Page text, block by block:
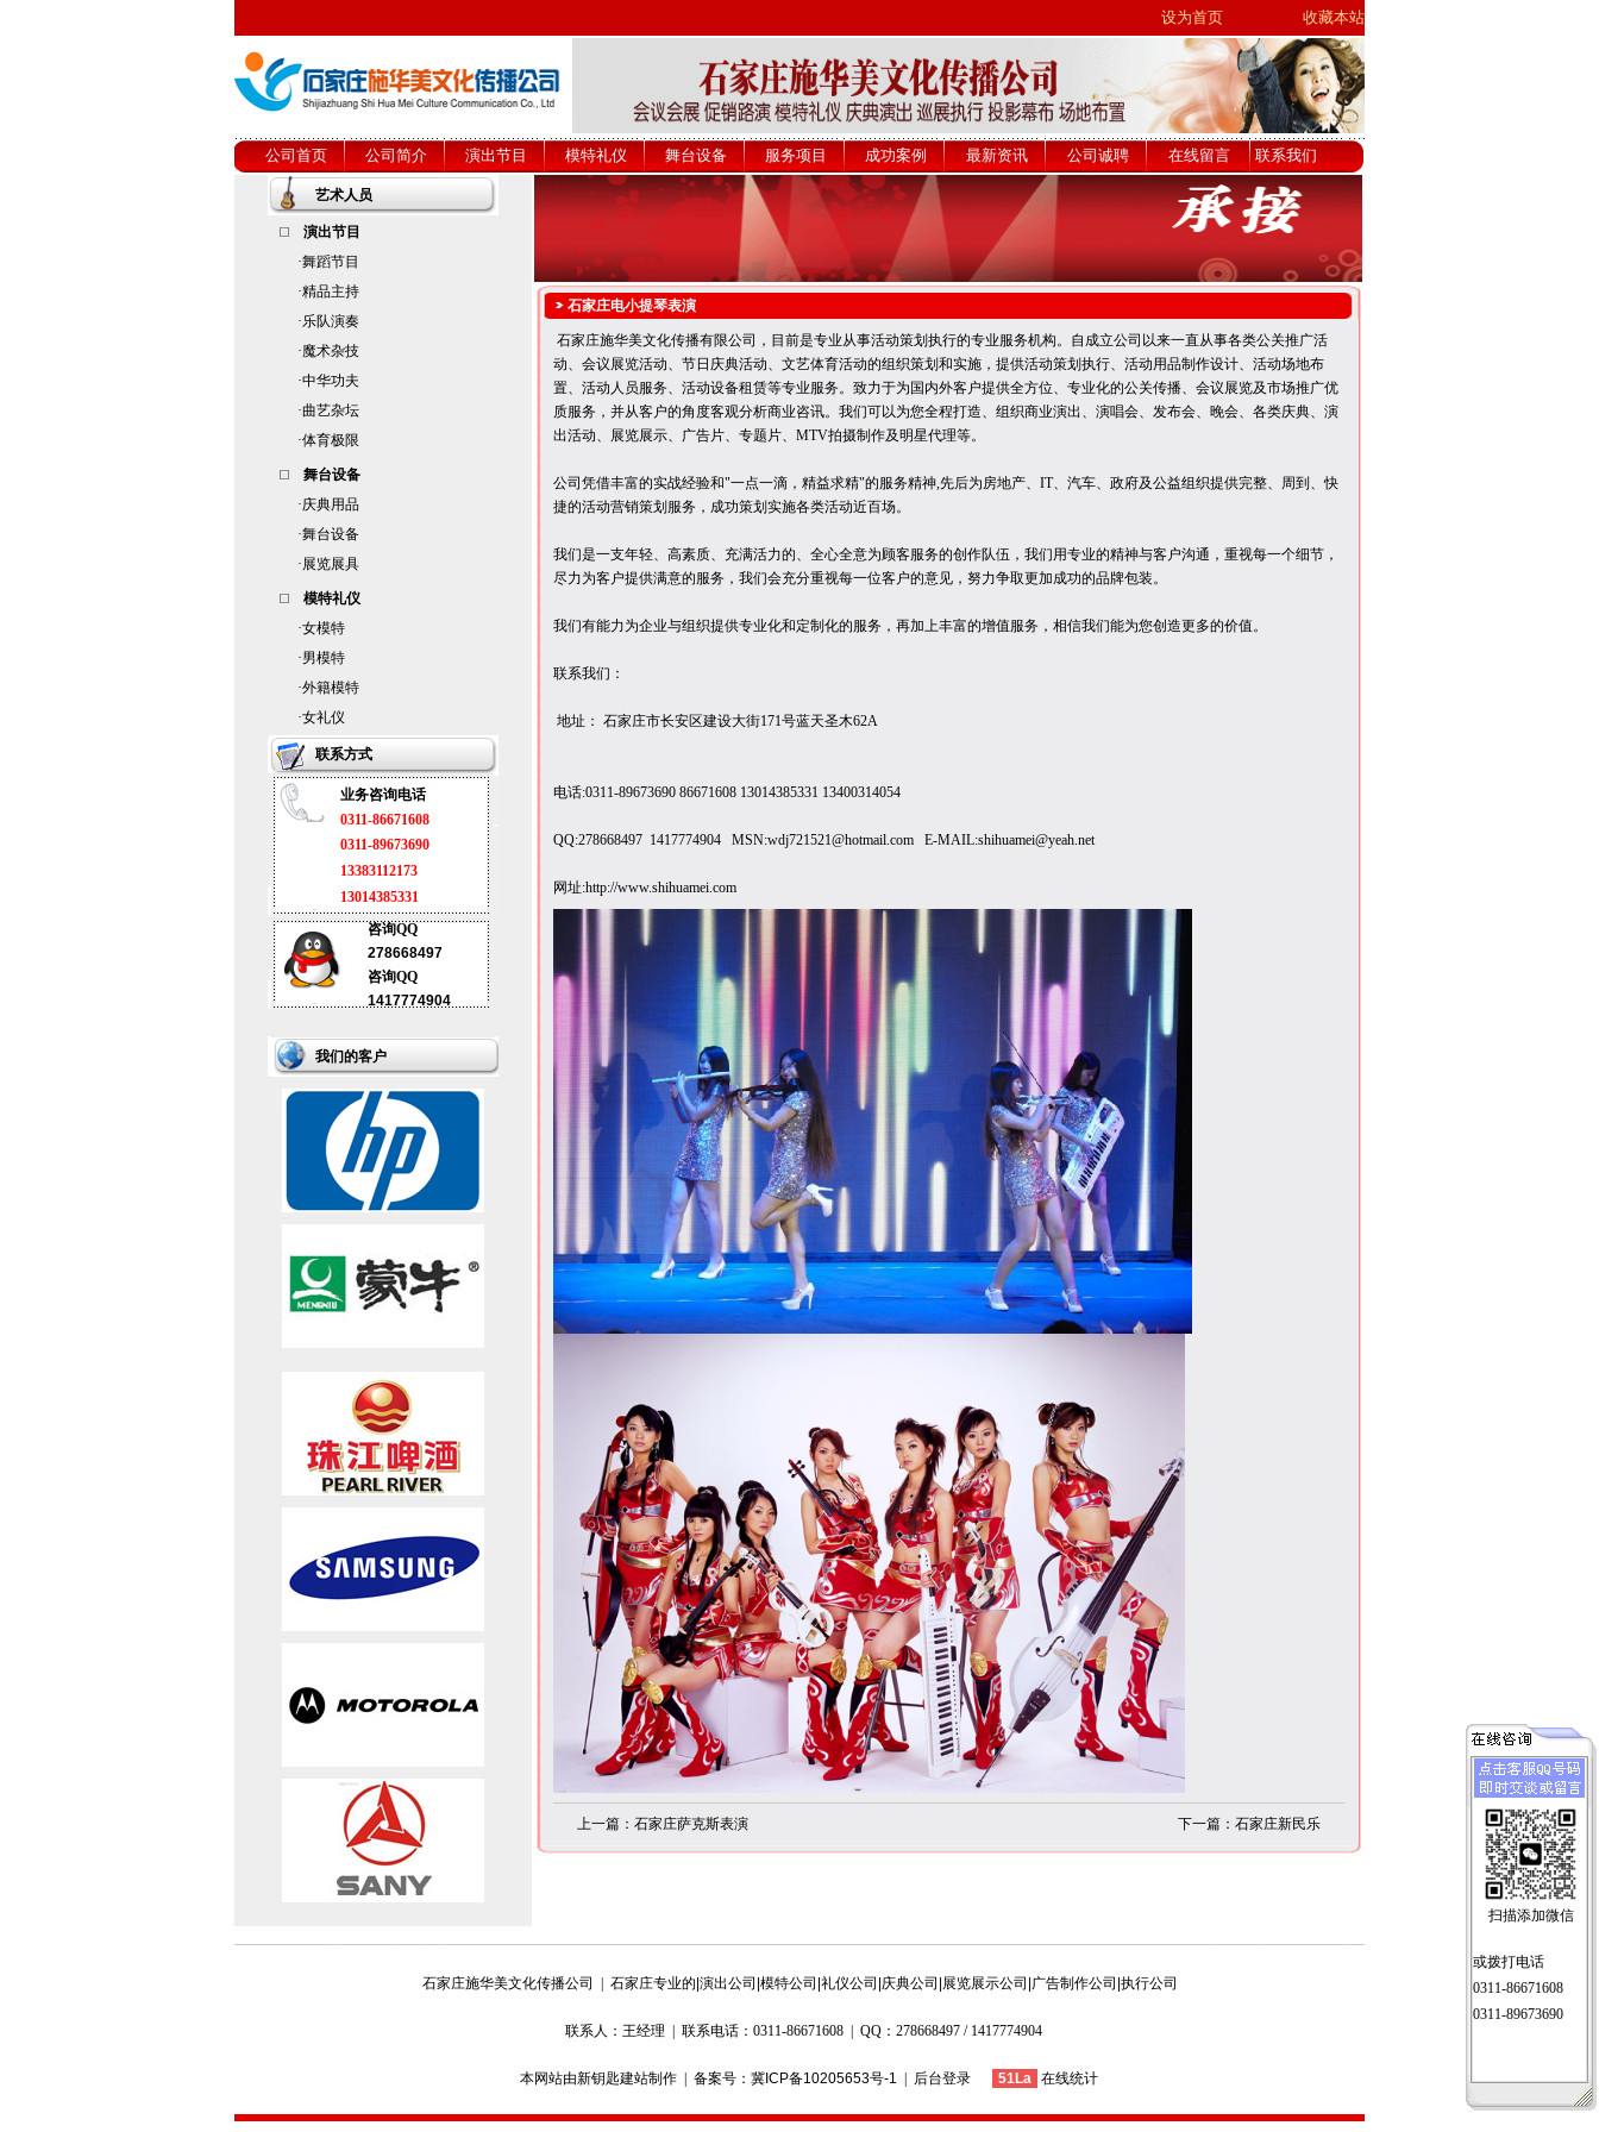
设为首页 收藏本站
公司首页 公司简介 演出节目 模特礼仪 舞台设备 服务项目 成功案例 最新资讯 公司诚聘 在线留言 联系我们
艺术人员
演出节目
·舞蹈节目
·精品主持
·乐队演奏
·魔术杂技
·中华功夫
·曲艺杂坛
·体育极限
舞台设备
·庆典用品
·舞台设备
·展览展具
模特礼仪
·女模特
·男模特
·外籍模特
·女礼仪
联系方式
业务咨询电话
0311-86671608
0311-89673690
13383112173
13014385331
咨询QQ
278668497
咨询QQ
1417774904
我们的客户
石家庄电小提琴表演
石家庄施华美文化传播有限公司，目前是专业从事活动策划执行的专业服务机构。自成立公司以来一直从事各类公关推广活
动、会议展览活动、节日庆典活动、文艺体育活动的组织策划和实施，提供活动策划执行、活动用品制作设计、活动场地布
置、活动人员服务、活动设备租赁等专业服务。致力于为国内外客户提供全方位、专业化的公关传播、会议展览及市场推广优
质服务，并从客户的角度客观分析商业咨讯。我们可以为您全程打造、组织商业演出、演唱会、发布会、晚会、各类庆典、演
出活动、展览展示、广告片、专题片、MTV拍摄制作及明星代理等。
公司凭借丰富的实战经验和"一点一滴，精益求精"的服务精神,先后为房地产、IT、汽车、政府及公益组织提供完整、周到、快
捷的活动营销策划服务，成功策划实施各类活动近百场。
我们是一支年轻、高素质、充满活力的、全心全意为顾客服务的创作队伍，我们用专业的精神与客户沟通，重视每一个细节，
尽力为客户提供满意的服务，我们会充分重视每一位客户的意见，努力争取更加成功的品牌包装。
我们有能力为企业与组织提供专业化和定制化的服务，再加上丰富的增值服务，相信我们能为您创造更多的价值。
联系我们：
地址： 石家庄市长安区建设大街171号蓝天圣木62A
电话:0311-89673690 86671608 13014385331 13400314054
QQ:278668497 1417774904 MSN:wdj721521@hotmail.com E-MAIL:shihuamei@yeah.net
网址:http://www.shihuamei.com
上一篇：石家庄萨克斯表演 下一篇：石家庄新民乐
石家庄施华美文化传播公司 | 石家庄专业的|演出公司|模特公司|礼仪公司|庆典公司|展览展示公司|广告制作公司|执行公司
联系人：王经理 | 联系电话：0311-86671608 | QQ：278668497 / 1417774904
本网站由新钥匙建站制作 | 备案号： 冀ICP备10205653号-1 后台登录 51La 在线统计
扫描添加微信
或拨打电话
0311-86671608
0311-89673690